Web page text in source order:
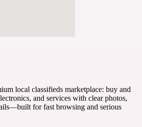
local classifieds marketplace: buy and
and services with clear photos,
for fast browsing and serious